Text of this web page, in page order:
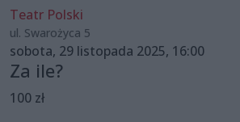
Teatr Polski
ul. Swarożyca 5
sobota, 29 listopada 2025, 16:00
Za ile?
100 zł